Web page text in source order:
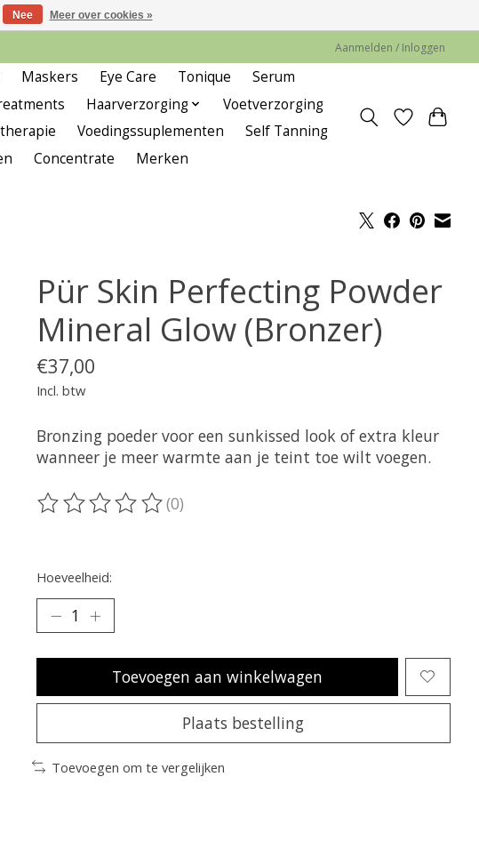
Aanmelden / Inloggen
Maskers Eye Care Tonique
Serum
Haarverzorging
Voetverzorging
Voedingssuplementen
Self Tanning
Concentrate Merken
Pür Skin Perfecting Powder
Mineral Glow (Bronzer)
€37,00
Incl. btw
Bronzing poeder voor een sunkissed look of extra kleur
wanneer je meer warmte aan je teint toe wilt voegen.
De beoordeling van dit product is
(0)
Hoeveelheid:
Toevoegen aan winkelwagen
Plaats bestelling
Toevoegen om te vergelijken
Nee Meer over cookies »